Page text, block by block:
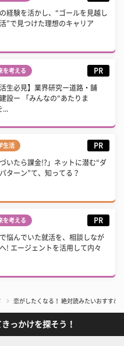
経験を活かし、“ゴールを見越し
”で見つけた理想のキャリア
を考える PR
活生必見】業界研究ー道路・舗
設ー 「みんなの“あたりま
生活 PR
づいたら課金!?」ネットに潜む“ダ
ターン”て、知ってる？
を考える PR
悩んでいた就活を、相談しなが
! エージェントを活用して内々
恋がしたくなる！ 絶対読みたいおすすめ
っかけを探そう！